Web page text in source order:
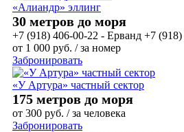
«Алиандр» эллинг
30 метров до моря
+7 (918) 406-00-22 - Ерванд +7
от 1 000 руб. / за номер
Забронировать
«У Артура» частный сектор
175 метров до моря
от 300 руб. / за человека
Забронировать